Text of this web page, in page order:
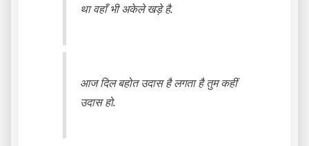
था वहाँ भी अकेले खड़े है.
आज दिल बहोत उदास है लगता है तुम कहीं
उदास हो.